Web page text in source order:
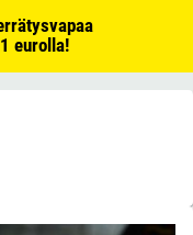
eurolla!